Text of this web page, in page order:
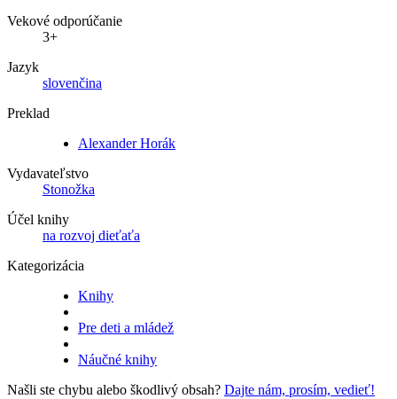
Vekové odporúčanie
3+
Jazyk
slovenčina
Preklad
Alexander Horák
Vydavateľstvo
Stonožka
Účel knihy
na rozvoj dieťaťa
Kategorizácia
Knihy
Pre deti a mládež
Náučné knihy
Našli ste chybu alebo škodlivý obsah? Dajte nám, prosím, vedieť!